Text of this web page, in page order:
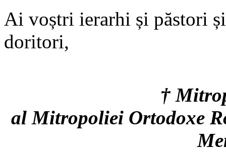
Ai voștri ierarhi și păstori
doritori,
†
al Mitropoliei Ortodoxe